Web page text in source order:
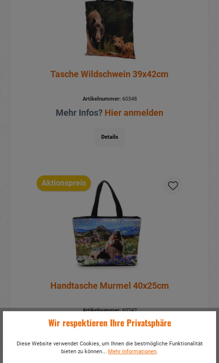
Tasche Wildschwein 39x42cm
Artikelnummer:60348
Mehr Infos? Hier anmelden
Details
Aktionspreis
Handtasche Murmel 40x25cm
Artikelnummer:60242
Mehr Infos?Hier anmelden
Details
Wir respektieren Ihre Privatsphäre
Diese Website verwendet Cookies, um Ihnen die bestmögliche Funktionalität
bieten zu können... Mehr Informationen.